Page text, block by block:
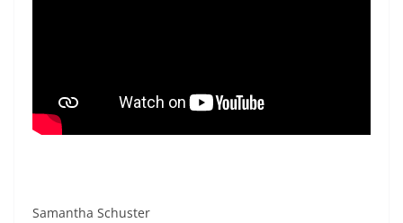
Samantha Schuster